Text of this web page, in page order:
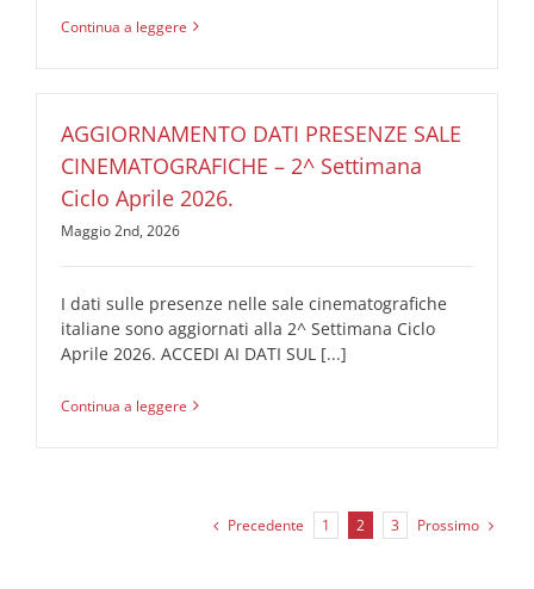
Continua a leggere
AGGIORNAMENTO DATI PRESENZE SALE
CINEMATOGRAFICHE – 2^ Settimana
Ciclo Aprile 2026.
Maggio 2nd, 2026
I dati sulle presenze nelle sale cinematografiche
italiane sono aggiornati alla 2^ Settimana Ciclo
Aprile 2026. ACCEDI AI DATI SUL [...]
Continua a leggere
Precedente 1 2 3 Prossimo